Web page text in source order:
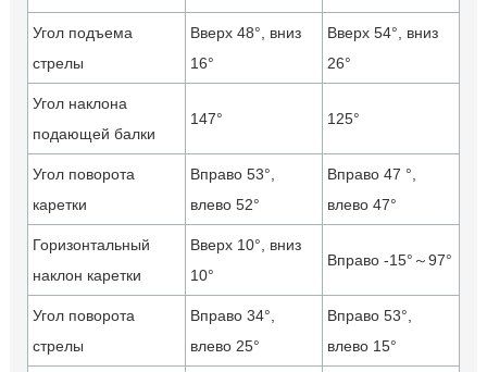
Угол подъема
стрелы
Вверх 48°, вниз
16°
Вверх 54°, вниз
26°
Угол наклона
подающей балки
147° 125°
Угол поворота
каретки
Вправо 53°,
влево 52°
Вправо 47 °,
влево 47°
Горизонтальный
наклон каретки
Вверх 10°, вниз
10°
Вправо -15°～97°
Угол поворота
стрелы
Вправо 34°,
влево 25°
Вправо 53°,
влево 15°